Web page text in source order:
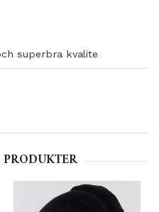
superbra kvalite